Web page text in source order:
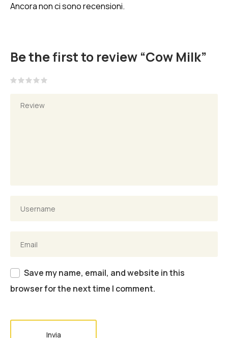
Ancora non ci sono recensioni.
Be the first to review “Cow Milk”
Save my name, email, and website in this
browser for the next time I comment.
Invia